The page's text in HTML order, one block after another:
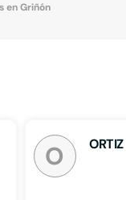
en Griñón
O